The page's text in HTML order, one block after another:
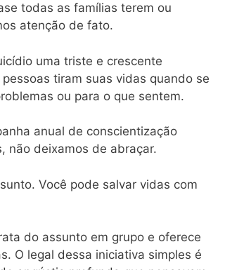
todas as famílias terem ou
atenção de fato.
uma triste e crescente
tiram suas vidas quando se
ou para o que sentem.
anual de conscientização
não deixamos de abraçar.
Você pode salvar vidas com
do assunto em grupo e oferece
O legal dessa iniciativa simples é